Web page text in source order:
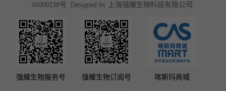
16000238号 . Designed by 上海强耀生物科技有限公司.
强耀生物服务号 强耀生物订阅号 喀斯玛商城